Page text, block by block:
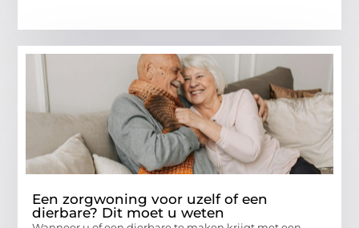
Een zorgwoning voor uzelf of een
dierbare? Dit moet u weten